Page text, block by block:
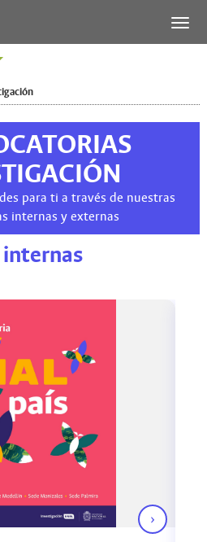
para ti a través de nuestras
internas y externas
›